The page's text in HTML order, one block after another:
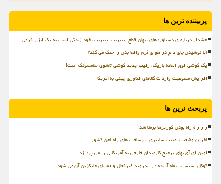
پربیننده ترین ها
هشدار درباره ی دستاوردهای پنهان قطع اینترنت اینترنت، خود زندگی است نه یک ابزار فرعی
آیا نوشیدن چای داغ در هوای گرم واقعا بدن را خنک می کند؟
یک گوشی فوق العاده باریک، رقیب جدید گوشی تاشوی سامسونگ است!
افزایش ممنوعیت واردات کالاهای فناوری چینی به آمریکا
پربحث ترین ها
راز راه راه بودن گورخرها برملا شد
آخرین وضعیت امنیت سایبری زیرساخت های راه آهن کشور
اوپن ای آی بهای ترجیح کارمندان خارجی به آمریکایی را می پردازد
گوگل اسیستنت ماه آینده در اندروید غیرفعال و جمینای جایگزین آن می شود